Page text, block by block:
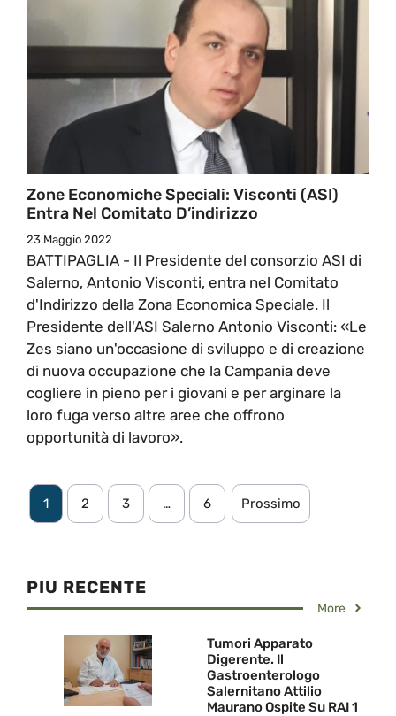
Zone Economiche Speciali: Visconti (ASI)
Entra Nel Comitato D’indirizzo
23 Maggio 2022
BATTIPAGLIA - Il Presidente del consorzio ASI di
Salerno, Antonio Visconti, entra nel Comitato
d'Indirizzo della Zona Economica Speciale. Il
Presidente dell'ASI Salerno Antonio Visconti: «Le
Zes siano un'occasione di sviluppo e di creazione
di nuova occupazione che la Campania deve
cogliere in pieno per i giovani e per arginare la
loro fuga verso altre aree che offrono
opportunità di lavoro».
1 2 3 … 6 Prossimo
PIU RECENTE
More
Tumori Apparato
Digerente. Il
Gastroenterologo
Salernitano Attilio
Maurano Ospite Su RAI 1